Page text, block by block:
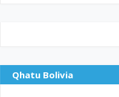
Qhatu Bolivia